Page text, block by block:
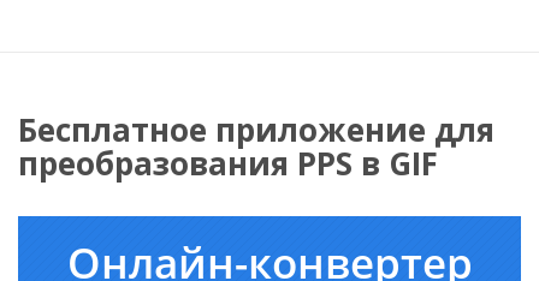
Бесплатное приложение для
преобразования PPS в GIF